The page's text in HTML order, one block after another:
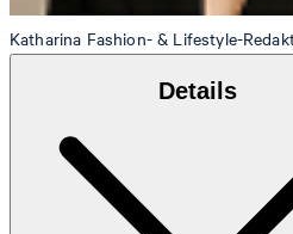
Katharina Fashion- & Lifestyle-
Details